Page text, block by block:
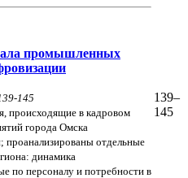
промышленных
145
происходящие в кадровом
города Омска
проанализированы отдельные
динамика
по персоналу и потребности в
139–
145